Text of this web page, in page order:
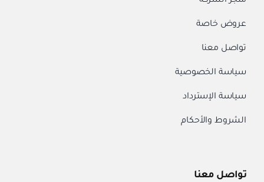
عروض خاصة
تواصل معنا
سياسة الخصوصية
سياسة الإسترداد
الشروط والأحكام
تواصل معنا